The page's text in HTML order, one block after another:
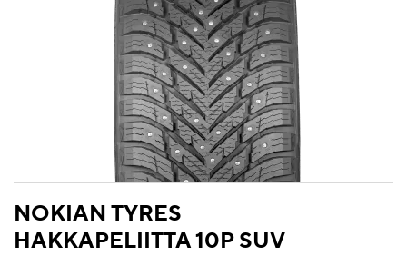
NOKIAN TYRES
HAKKAPELIITTA 10P SUV